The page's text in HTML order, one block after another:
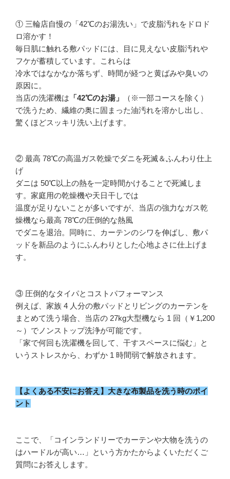
① 三輪店自慢の「42℃のお湯洗い」で皮脂汚れをドロド
ロ溶かす！
毎日肌に触れる敷パッドには、目に見えない皮脂汚れや
フケが蓄積しています。これらは
冷水ではなかなか落ちず、時間が経つと黄ばみや臭いの
原因に。
当店の洗濯機は 「42℃のお湯」
（※一部コースを除く）
で洗うため、繊維の奥に固まった油汚れを溶かし出し、
驚くほどスッキリ洗い上げます。
② 最高 78℃の高温ガス乾燥でダニを死滅＆ふんわり仕上
げ
ダニは 50℃以上の熱を一定時間かけることで死滅しま
す。家庭用の乾燥機や天日干しでは
温度が足りないことが多いですが、当店の強力なガス乾
燥機なら最高 78℃の圧倒的な熱風
でダニを退治。同時に、カーテンのシワを伸ばし、敷パ
ッドを新品のようにふんわりとした心地よさに仕上げま
す。
③ 圧倒的なタイパとコストパフォーマンス
例えば、家族 4 人分の敷パッドとリビングのカーテンを
まとめて洗う場合、当店の 27kg大型機なら 1 回（￥1,200
～）でノンストップ洗浄が可能です。
「家で何回も洗濯機を回して、干すスペースに悩む」と
いうストレスから、わずか 1 時間弱で解放されます。
【よくある不安にお答え】大きな布製品を洗う時のポイ
ント
ここで、「コインランドリーでカーテンや大物を洗うの
はハードルが高い…」という方かたからよくいただくご
質問にお答えします。